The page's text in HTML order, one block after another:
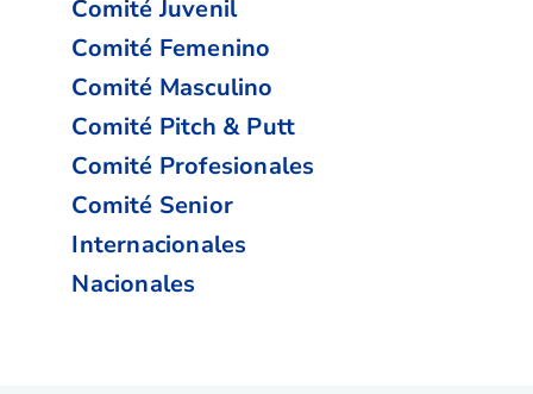
Comité Juvenil
Comité Femenino
Comité Masculino
Comité Pitch & Putt
Comité Profesionales
Comité Senior
Internacionales
Nacionales